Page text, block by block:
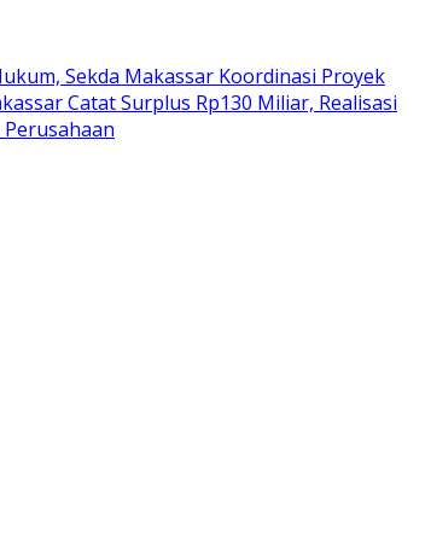
Sekda Makassar Koordinasi Proyek
Catat Surplus Rp130 Miliar, Realisasi